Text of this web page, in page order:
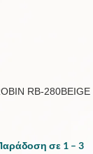
RB-280BEIGE
σε 1 – 3